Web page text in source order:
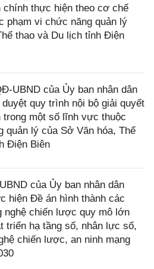
chính thực hiện theo cơ chế
phạm vi chức năng quản lý
thao và Du lịch tỉnh Điện
UBND của Ủy ban nhân dân
quy trình nội bộ giải quyết
trong một số lĩnh vực thuộc
quản lý của Sở Văn hóa, Thể
Điện Biên
của Ủy ban nhân dân
hiện Đề án hình thành các
nghệ chiến lược quy mô lớn
triển hạ tầng số, nhân lực số,
chiến lược, an ninh mạng